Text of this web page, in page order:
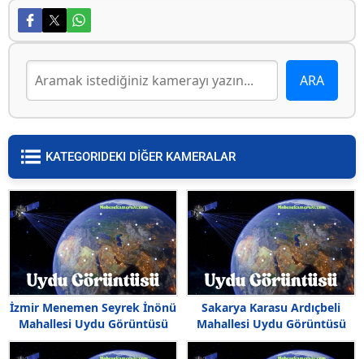
KATEGORIDEKI DİĞER KAMERALAR
İzmir Menemen Seyrek İnönü
Mahallesi Uydu Görüntüsü
Sakarya Karasu Ardıçbeli
Mahallesi Uydu Görüntüsü